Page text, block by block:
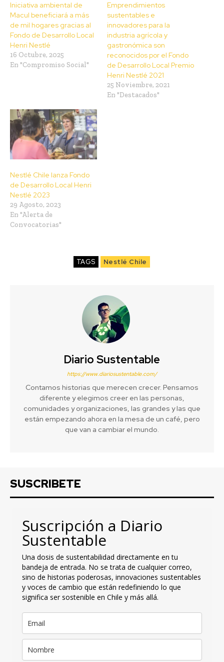
Iniciativa ambiental de
Macul beneficiará a más
de mil hogares gracias al
Fondo de Desarrollo Local
Henri Nestlé
16 Octubre, 2025
En "Compromiso Social"
Emprendimientos
sustentables e
innovadores para la
industria agrícola y
gastronómica son
reconocidos por el Fondo
de Desarrollo Local Premio
Henri Nestlé 2021
25 Noviembre, 2021
En "Destacados"
Nestlé Chile lanza Fondo
de Desarrollo Local Henri
Nestlé 2023
29 Agosto, 2023
En "Alerta de
Convocatorias"
TAGS Nestlé Chile
Diario Sustentable
https://www.diariosustentable.com/
Contamos historias que merecen crecer. Pensamos
diferente y elegimos creer en las personas,
comunidades y organizaciones, las grandes y las que
están empezando ahora en la mesa de un café, pero
que van a cambiar el mundo.
SUSCRIBETE
Suscripción a Diario
Sustentable
Una dosis de sustentabilidad directamente en tu
bandeja de entrada. No se trata de cualquier correo,
sino de historias poderosas, innovaciones sustentables
y voces de cambio que están redefiniendo lo que
significa ser sostenible en Chile y más allá.